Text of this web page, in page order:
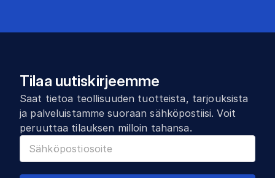
Tilaa uutiskirjeemme
Saat tietoa teollisuuden tuotteista, tarjouksista
ja palveluistamme suoraan sähköpostiisi. Voit
peruuttaa tilauksen milloin tahansa.